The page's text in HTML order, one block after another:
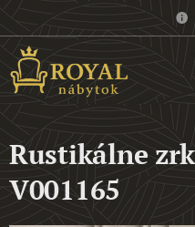
Rustikálne
V001165